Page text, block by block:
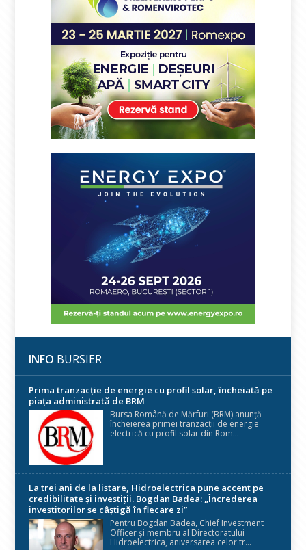
INFO BURSIER
Prima tranzacție de energie cu profil solar, încheiată pe
piața administrată de BRM
Bursa Română de Mărfuri (BRM) anunță
încheierea primei tranzacții de energie
electrică cu profil solar din Rom...
La trei ani de la listare, Hidroelectrica pune accent pe
credibilitate și investiții. Bogdan Badea: „Încrederea
investitorilor se câștigă în fiecare zi”
Pentru Bogdan Badea, Chief Investment
Officer și membru al Directoratului
Hidroelectrica, aniversarea celor tr...